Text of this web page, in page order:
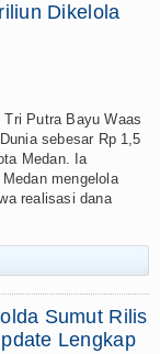
Dikelola
Putra Bayu Waas
sebesar Rp 1,5
Medan. Ia
mengelola
realisasi dana
Sumut Rilis
Lengkap